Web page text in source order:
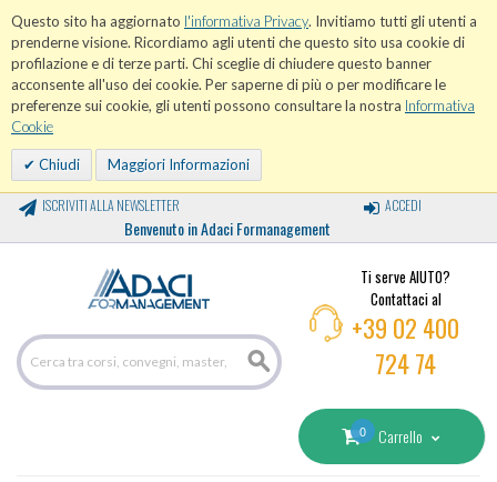
Questo sito ha aggiornato l'informativa Privacy. Invitiamo tutti gli utenti a
prenderne visione. Ricordiamo agli utenti che questo sito usa cookie di
profilazione e di terze parti. Chi sceglie di chiudere questo banner
acconsente all'uso dei cookie. Per saperne di più o per modificare le
preferenze sui cookie, gli utenti possono consultare la nostra Informativa
Cookie
Chiudi Maggiori Informazioni
ISCRIVITI ALLA NEWSLETTER
Benvenuto in Adaci Formanagement
ACCEDI
Ti serve AIUTO?
Contattaci al
+39 02 400
724 74
0 Carrello